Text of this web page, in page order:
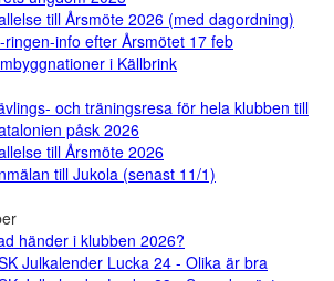
till Årsmöte 2026 (med dagordning)
ringen-info efter Årsmötet 17 feb
i Källbrink
och träningsresa för hela klubben till
påsk 2026
till Årsmöte 2026
till Jukola (senast 11/1)
händer i klubben 2026?
Julkalender Lucka 24 - Olika är bra